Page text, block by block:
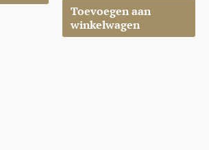
Toevoegen aan
winkelwagen